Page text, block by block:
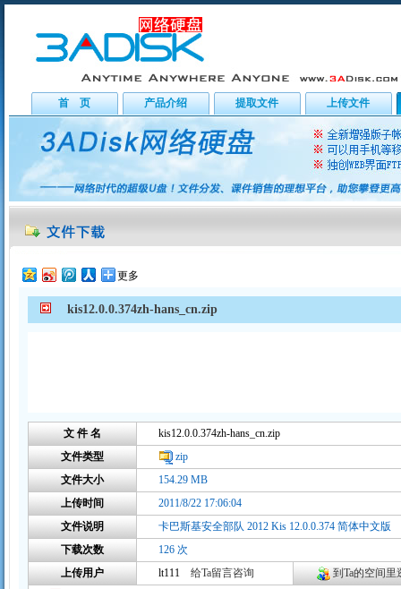
首 页 产品介绍 提取文件 上传文件
更多
kis12.0.0.374zh-hans_cn.zip
文 件 名
kis12.0.0.374zh-hans_cn.zip
文件类型
zip
文件大小
154.29 MB
上传时间
2011/8/22 17:06:04
文件说明
卡巴斯基安全部队 2012 Kis 12.0.0.374 简体中文版
下载次数
126 次
上传用户
lt111 给Ta留言咨询
到Ta的空间里